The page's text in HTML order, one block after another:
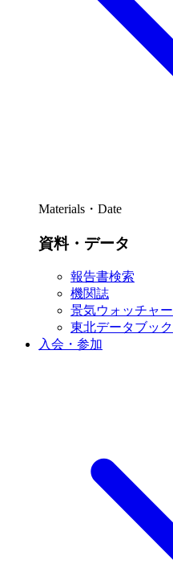
Materials・Date
資料・データ
報告書検索
機関誌
景気ウォッチャー
東北データブック
入会・参加